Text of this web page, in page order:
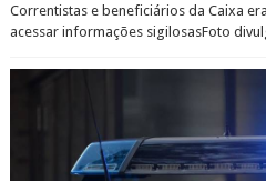
Correntistas e beneficiários da Caixa
acessar informações sigilosasFoto